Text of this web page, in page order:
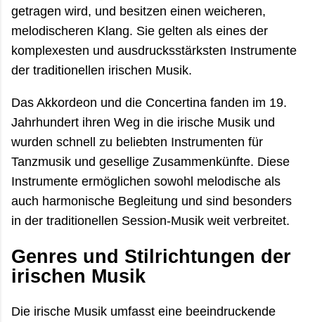
getragen wird, und besitzen einen weicheren,
melodischeren Klang. Sie gelten als eines der
komplexesten und ausdrucksstärksten Instrumente
der traditionellen irischen Musik.
Das Akkordeon und die Concertina fanden im 19.
Jahrhundert ihren Weg in die irische Musik und
wurden schnell zu beliebten Instrumenten für
Tanzmusik und gesellige Zusammenkünfte. Diese
Instrumente ermöglichen sowohl melodische als
auch harmonische Begleitung und sind besonders
in der traditionellen Session-Musik weit verbreitet.
Genres und Stilrichtungen der
irischen Musik
Die irische Musik umfasst eine beeindruckende